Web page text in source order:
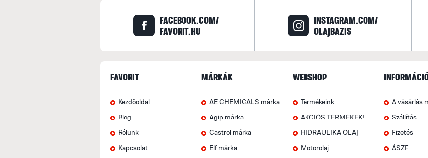
FACEBOOK.COM/
FAVORIT.HU
INSTAGRAM.COM/
OLAJBAZIS
FAVORIT
Kezdőoldal
Blog
Rólunk
Kapcsolat
MÁRKÁK
AE CHEMICALS márka
Agip márka
Castrol márka
Elf márka
WEBSHOP
Termékeink
AKCIÓS TERMÉKEK!
HIDRAULIKA OLAJ
Motorolaj
A vásárlás
Szállítás
Fizetés
ÁSZF